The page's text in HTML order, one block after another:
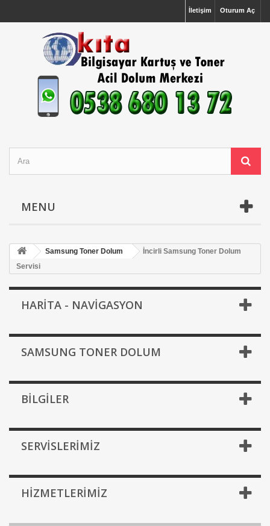
Oturum Aç
İletişim
MENU
Samsung Toner Dolum
İncirli Samsung Toner Dolum
Servisi
HARİTA - NAVİGASYON
SAMSUNG TONER DOLUM
BILGILER
SERVISLERIMIZ
HIZMETLERIMIZ